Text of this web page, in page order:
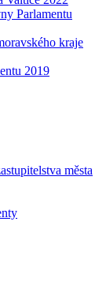
Parlamentu
kraje
2019
města